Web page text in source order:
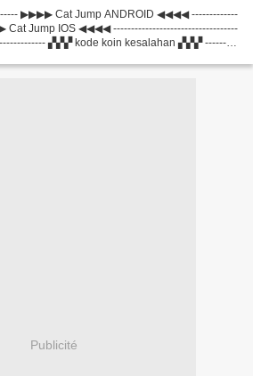
▶▶▶▶ Cat Jump ANDROID ◀◀◀◀ -------------
Cat Jump IOS ◀◀◀◀ -----------------------------------
▞▞▞ kode koin kesalahan ▞▞▞ ---------
Publicité